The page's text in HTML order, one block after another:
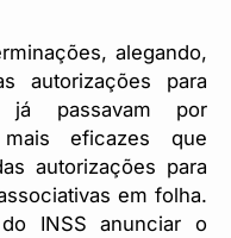
alegando,
autorizações para
já passavam por
eficazes que
autorizações para
em folha.
INSS anunciar o